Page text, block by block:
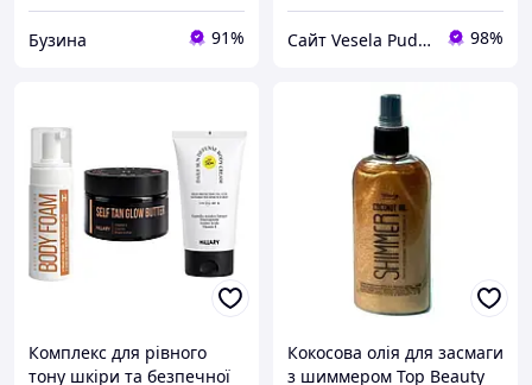
Бузина 91% Сайт Vesela Pudra 98%
Комплекс для рівного
тону шкіри та безпечної
Кокосова олія для засмаги
з шиммером Top Beauty